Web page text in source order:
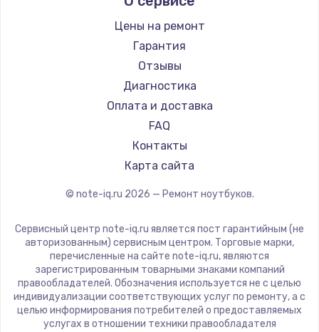
Ремонт ноутбуков iru
Ремонт ноутбуков Machenike
Ремонт ноутбуков DEXP
Ремонт ноутбуков Teclast
Ремонт ноутбуков CHUWI
Ремонт ноутбуков Colorful
Aquarius
Gigabyte
Aorus
Maibenben
Getac
Epson
Philips
LG
Panasonic
ZTE
Hiper
Evga
Google
Echips
Цены на ремонт
Гарантия
Отзывы
Диагностика
Оплата и доставка
FAQ
Контакты
Карта сайта
© note-iq.ru 2026 — Ремонт ноутбуков.
Сервисный центр note-iq.ru является пост гарантийным (не
авторизованным) сервисным центром. Торговые марки,
перечисленные на сайте note-iq.ru, являются
зарегистрированным товарными знаками компаний
правообладателей. Обозначения используется не с целью
индивидуализации соответствующих услуг по ремонту, а с
целью информирования потребителей о предоставляемых
услугах в отношении техники правообладателя